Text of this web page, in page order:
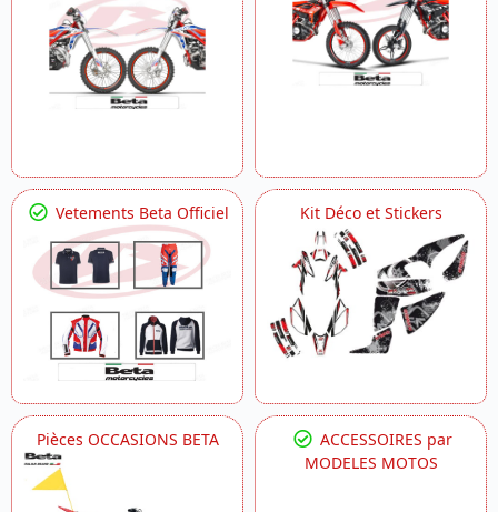
Vetements Beta Officiel Kit Déco et Stickers
Pièces OCCASIONS BETA
ACCESSOIRES par
MODELES MOTOS